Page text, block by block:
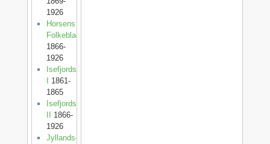
1926
Horsens
Folkeblad
1866-
1926
Isefjordsposten
1861-
1865
Isefjordsposten
1866-
1926
Jyllands-